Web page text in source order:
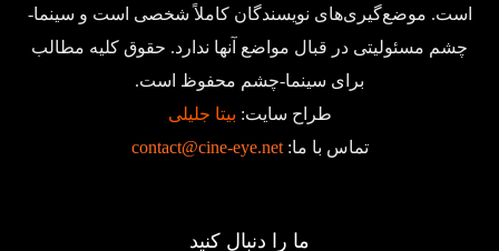
است. موضع‌گیری‌های نویسندگان کاملاً شخصی است و سینما-
چشم مسئولیتی در قبال مواضع آنها ندارد. حقوق کلیه مطالب
برای سینما-چشم محفوظ است.
طراح سایت: بیتا جلیلی
تماس با ما:contact@cine-eye.net
ما را دنبال کنید